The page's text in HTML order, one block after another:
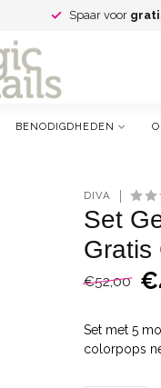
Spaar voor
BENODIGDHEDEN
DIVA
Set
Gratis
€52,00
Set met 5
colorpops